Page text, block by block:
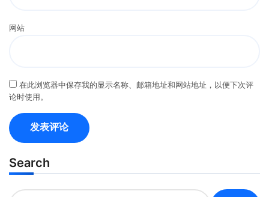
网站
在此浏览器中保存我的显示名称、邮箱地址和网站地址，以便下次评
论时使用。
Search